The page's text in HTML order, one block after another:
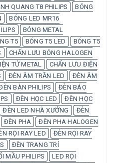
QUANG T8 PHILIPS
BÓNG
BÓNG LED MR16
BÓNG METAL
T5 BÓNG T5 LED
BÓNG T5
CHẤN LƯU BÓNG HALOGEN
TỬ METAL
CHẤN LƯU ĐIỆN
ĐÈN ÂM TRẦN LED
ĐÈN ÂM
BÀN PHILIPS
ĐÈN BÁO
ĐÈN HỌC LED
ĐÈN HỌC
ĐÈN LED NHÀ XƯỞNG
ĐÈN
ĐÈN PHA
ĐÈN PHA HALOGEN
RỌI RAY LED
ĐÈN RỌI RAY
ĐÈN TRANG TRÍ
MẦU PHILIPS
LED RỌI